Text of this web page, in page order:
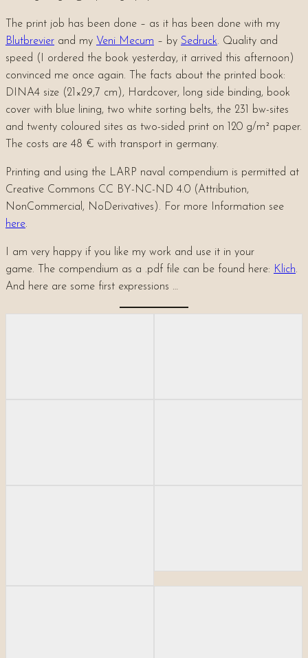
The print job has been done – as it has been done with my
Blutbrevier and my Veni Mecum – by Sedruck. Quality and
speed (I ordered the book yesterday, it arrived this afternoon)
convinced me once again. The facts about the printed book:
DINA4 size (21×29,7 cm), Hardcover, long side binding, book
cover with blue lining, two white sorting belts, the 231 bw-sites
and twenty coloured sites as two-sided print on 120 g/m² paper.
The costs are 48 € with transport in germany.
Printing and using the LARP naval compendium is permitted at
Creative Commons CC BY-NC-ND 4.0 (Attribution,
NonCommercial, NoDerivatives). For more Information see
here.
I am very happy if you like my work and use it in your
game. The compendium as a .pdf file can be found here: Klich.
And here are some first expressions …